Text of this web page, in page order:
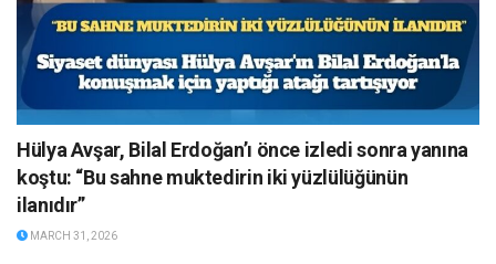
Hülya Avşar, Bilal Erdoğan’ı önce izledi sonra yanına
koştu: “Bu sahne muktedirin iki yüzlülüğünün
ilanıdır”
MARCH 31, 2026